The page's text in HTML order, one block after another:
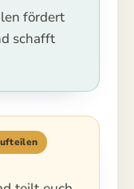
fördert
schafft